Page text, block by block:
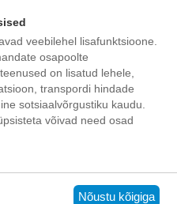
Esita küsimus
ukse taha tellimustele üle
veebilehel lisafunktsioone.
osapoolte
on lisatud lehele,
transpordi hindade
sotsiaalvõrgustiku kaudu.
võivad need osad
Nõustu kõigiga